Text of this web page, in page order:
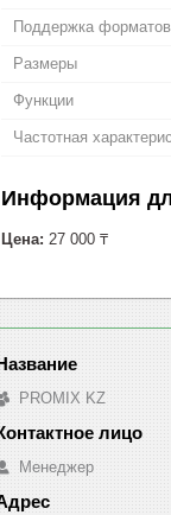
Поддержка форматов
Размеры
Функции
Частотная
Информация
Цена: 27 000 ₸
PROMIX KZ
Менеджер